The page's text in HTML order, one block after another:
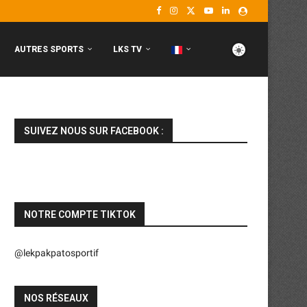
AUTRES SPORTS LKS TV
SUIVEZ NOUS SUR FACEBOOK :
NOTRE COMPTE TIKTOK
@lekpakpatosportif
NOS RÉSEAUX